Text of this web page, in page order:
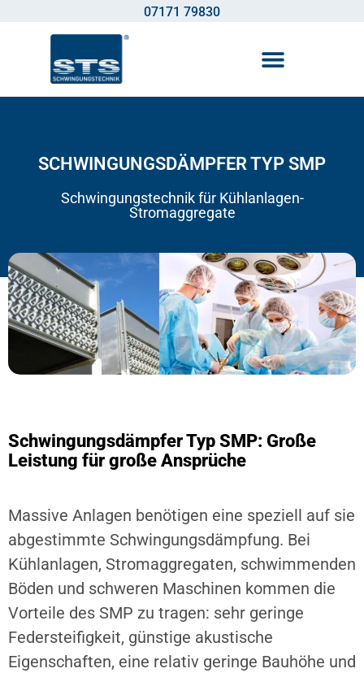
07171 79830
SCHWINGUNGSDÄMPFER TYP SMP
Schwingungstechnik für Kühlanlagen-
Stromaggregate
Schwingungsdämpfer Typ SMP: Große
Leistung für große Ansprüche
Massive Anlagen benötigen eine speziell auf sie
abgestimmte Schwingungsdämpfung. Bei
Kühlanlagen, Stromaggregaten, schwimmenden
Böden und schweren Maschinen kommen die
Vorteile des SMP zu tragen: sehr geringe
Federsteifigkeit, günstige akustische
Eigenschaften, eine relativ geringe Bauhöhe und